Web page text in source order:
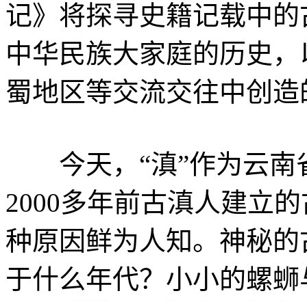
记》将探寻史籍记载中
中华民族大家庭的历史
蜀地区等交流交往中创
今天，“滇”作为云南
2000多年前古滇人建立
种原因鲜为人知。神秘
于什么年代？小小的螺